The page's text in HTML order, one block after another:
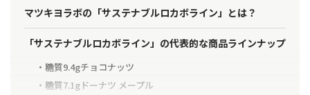
マツキヨラボの「サステナブルロカボライン」とは？
「サステナブルロカボライン」の代表的な商品ラインナップ
糖質9.4gチョコナッツ
糖質7.1gドーナツ メープル